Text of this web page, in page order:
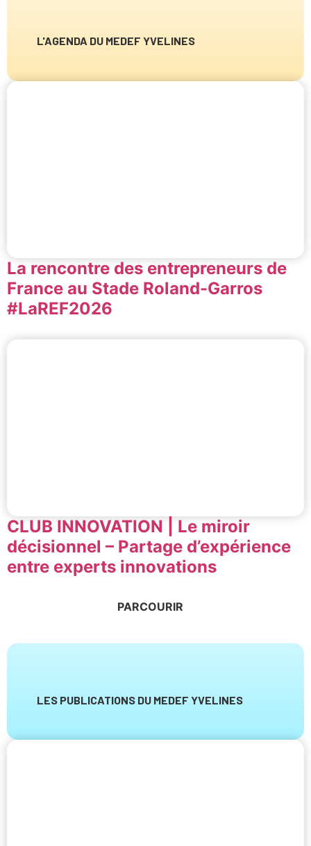
L'AGENDA DU MEDEF YVELINES
La rencontre des entrepreneurs de
France au Stade Roland-Garros
#LaREF2026
CLUB INNOVATION | Le miroir
décisionnel – Partage d’expérience
entre experts innovations
PARCOURIR
LES PUBLICATIONS DU MEDEF YVELINES